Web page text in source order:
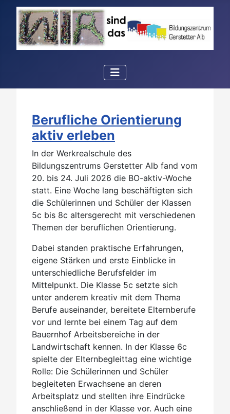
Berufliche Orientierung
aktiv erleben
In der Werkrealschule des
Bildungszentrums Gerstetter Alb fand vom
20. bis 24. Juli 2026 die BO-aktiv-Woche
statt. Eine Woche lang beschäftigten sich
die Schülerinnen und Schüler der Klassen
5c bis 8c altersgerecht mit verschiedenen
Themen der beruflichen Orientierung.
Dabei standen praktische Erfahrungen,
eigene Stärken und erste Einblicke in
unterschiedliche Berufsfelder im
Mittelpunkt. Die Klasse 5c setzte sich
unter anderem kreativ mit dem Thema
Berufe auseinander, bereitete Elternberufe
vor und lernte bei einem Tag auf dem
Bauernhof Arbeitsbereiche in der
Landwirtschaft kennen. In der Klasse 6c
spielte der Elternbegleittag eine wichtige
Rolle: Die Schülerinnen und Schüler
begleiteten Erwachsene an deren
Arbeitsplatz und stellten ihre Eindrücke
anschließend in der Klasse vor. Auch eine